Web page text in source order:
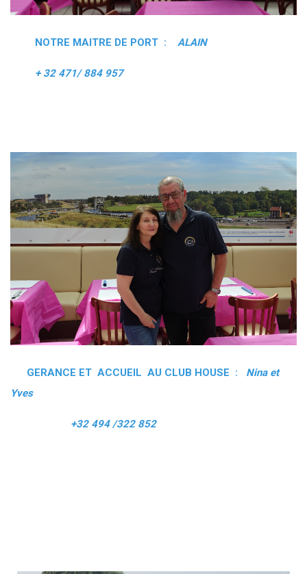
NOTRE MAITRE DE PORT : ALAIN
+ 32 471/ 884 957
GERANCE ET ACCUEIL AU CLUB HOUSE :
Nina et
Yves
+32 494 /322 852